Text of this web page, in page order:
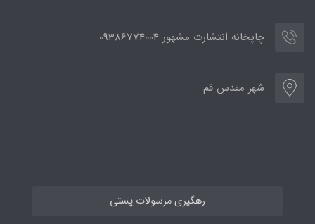
چاپخانه انتشارت مشهور 09386774004
شهر مقدس قم
رهگیری مرسولات پستی